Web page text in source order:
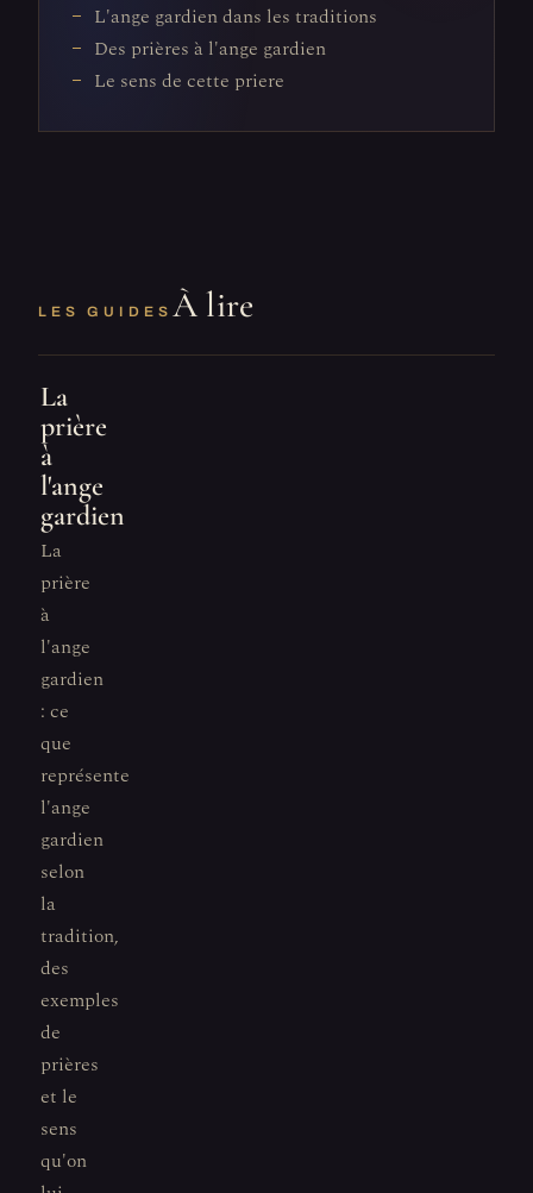
L'ange gardien dans les traditions
Des prières à l'ange gardien
Le sens de cette priere
LES GUIDES À lire
La
prière
à
l'ange
gardien
La
prière
à
l'ange
gardien
: ce
que
représente
l'ange
gardien
selon
la
tradition,
des
exemples
de
prières
et le
sens
qu'on